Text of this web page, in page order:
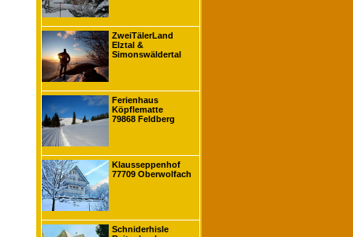
ZweiTälerLand
Elztal &
Simonswäldertal
Ferienhaus
Köpflematte
79868 Feldberg
Klausseppenhof
77709 Oberwolfach
Schniderhisle